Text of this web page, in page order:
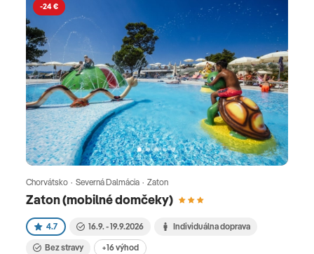
-24 €
Zaton (mobilné domčeky)
Chorvátsko · Severná Dalmácia · Zaton
4.7 16.9. - 19.9.2026 Individuálna doprava
Bez stravy +16 výhod